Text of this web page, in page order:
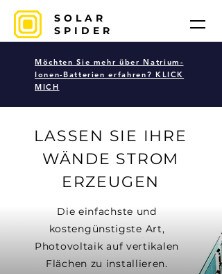
SOLAR
SPIDER
Möchten Sie mehr über Natrium-
Ionen-Batterien erfahren? KLICK
MICH
LASSEN SIE IHRE
WÄNDE STROM
ERZEUGEN
Die einfachste und
kostengünstigste Art,
Photovoltaik auf vertikalen
Flächen zu installieren.